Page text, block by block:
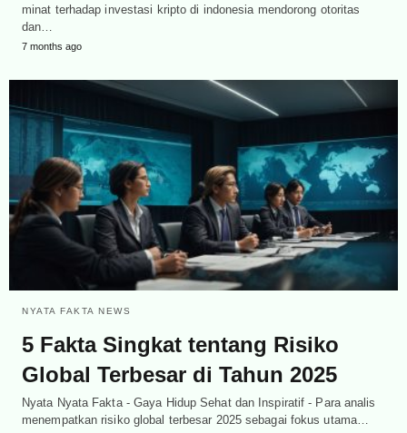
minat terhadap investasi kripto di indonesia mendorong otoritas
dan…
7 months ago
NYATA FAKTA NEWS
5 Fakta Singkat tentang Risiko
Global Terbesar di Tahun 2025
Nyata Nyata Fakta - Gaya Hidup Sehat dan Inspiratif - Para analis
menempatkan risiko global terbesar 2025 sebagai fokus utama…